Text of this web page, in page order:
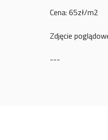
Cena: 65zł/m2
Zdjęcie
---